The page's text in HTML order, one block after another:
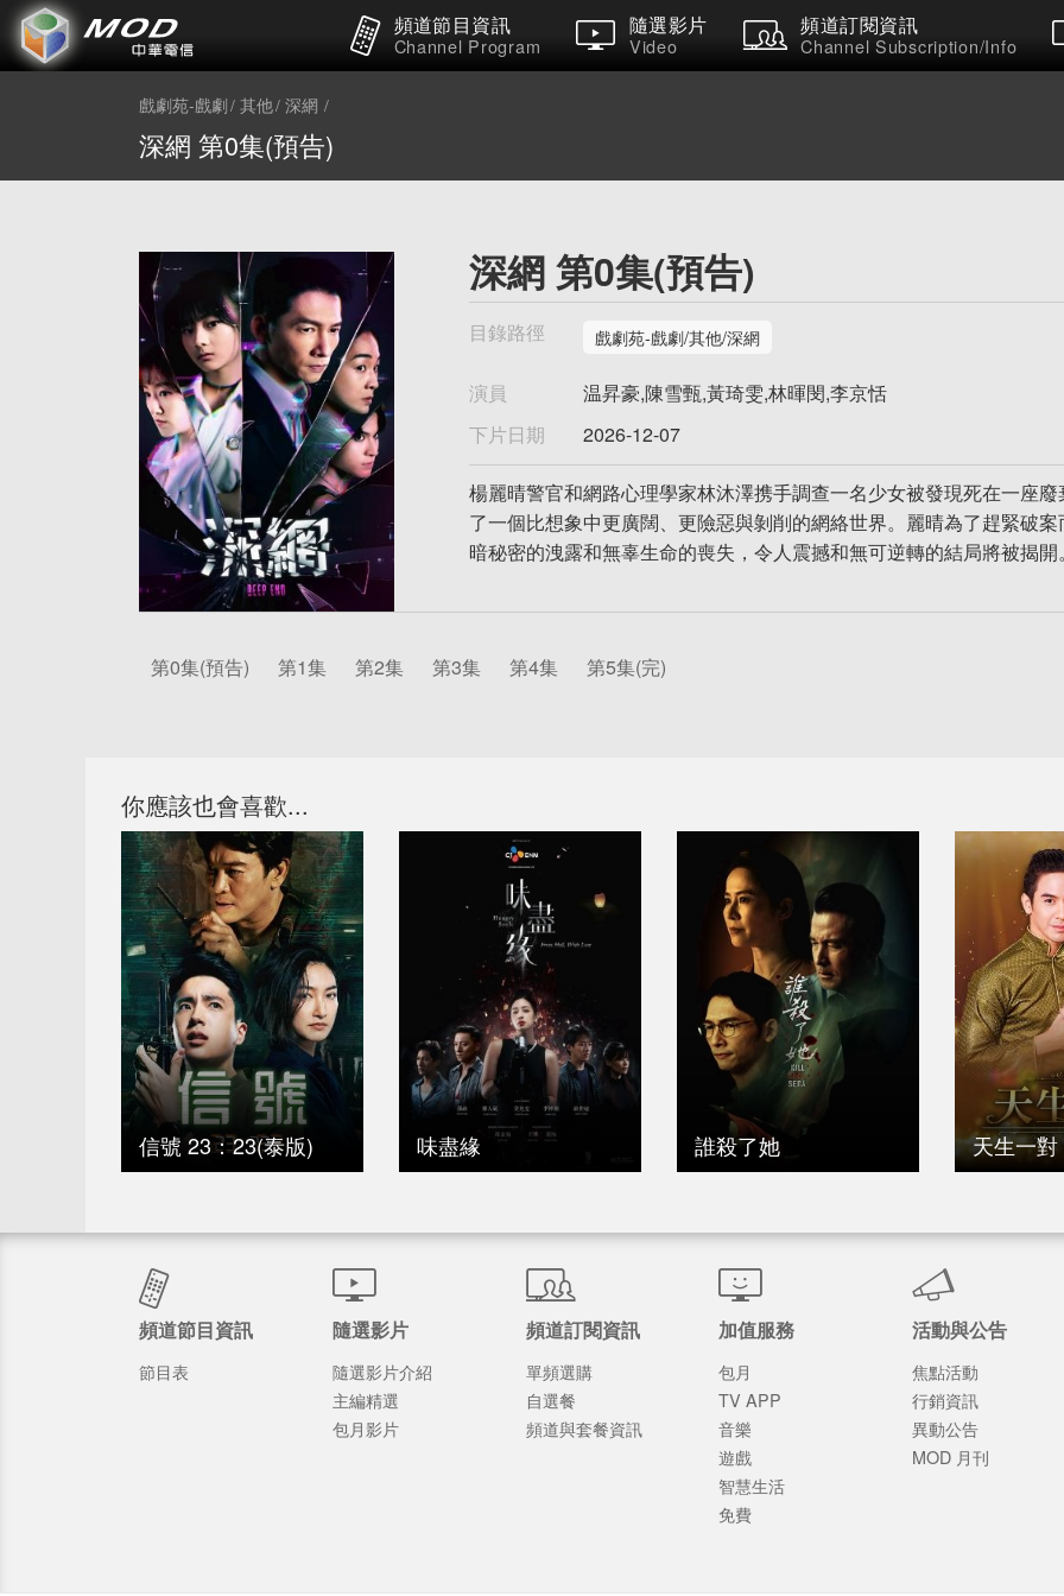
頻道節目資訊
Channel Program
隨選影片
Video
頻道訂閱資訊
Channel Subscription/Info
戲劇苑-戲劇 其他 深網
深網 第0集(預告)
深網 第0集(預告)
目錄路徑 戲劇苑-戲劇/其他/深網
演員
温昇豪,陳雪甄,黃琦雯,林暉閔,李京恬
下片日期
2026-12-07
楊麗晴警官和網路⼼理學家林沐澤携手調查⼀名少⼥被發現死在一座
了⼀個比想象中更廣闊、更險惡與剝削的網絡世界。麗晴為了趕緊破
暗秘密的洩露和無辜⽣命的喪失，令⼈震撼和無可逆轉的結局將被揭開
第0集(預告) 第1集 第2集 第3集 第4集 第5集(完)
你應該也會喜歡...
信號 23：23(泰版) 味盡緣 誰殺了她 天生一對
頻道節目資訊
節目表
隨選影片
隨選影片介紹
主編精選
包月影片
頻道訂閱資訊
單頻選購
自選餐
頻道與套餐資訊
加值服務
包月
TV APP
音樂
遊戲
智慧生活
免費
活動與公告
焦點活動
行銷資訊
異動公告
MOD 月刊